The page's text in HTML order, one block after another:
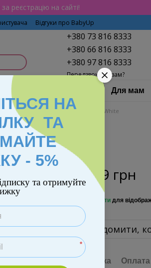
реєстрацію на сайті!
Відгуки про BabyUp
+380 73 816 8333
+380 66 816 8333
+380 97 816 8333
Передзвонити вам?
Для мам
для годування Bambi M 4209-2 White
1 669 грн
Увійти для
Повідомити,
Доставка Оплата
НА
ТА
- 5%
та отримуйте
*